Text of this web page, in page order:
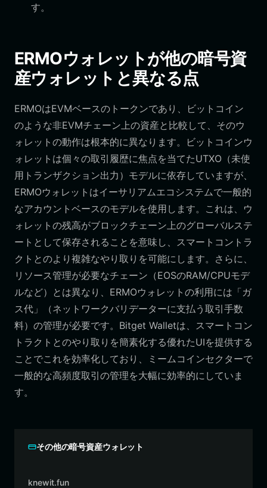
す。
ERMOウォレットが他の暗号資
産ウォレットと異なる点
ERMOはEVMベースのトークンであり、ビットコイン
のような非EVMチェーン上の資産と比較して、そのウ
ォレットの動作は根本的に異なります。ビットコインウ
ォレットは個々の取引履歴に焦点を当てたUTXO（未使
用トランザクション出力）モデルに依存していますが、
ERMOウォレットはイーサリアムエコシステムで一般的
なアカウントベースのモデルを使用します。これは、ウ
ォレットの残高がブロックチェーン上のグローバルステ
ートとして保存されることを意味し、スマートコントラ
クトとのより複雑なやり取りを可能にします。さらに、
リソース管理が必要なチェーン（EOSのRAM/CPUモデ
ルなど）とは異なり、ERMOウォレットの利用には「ガ
ス代」（ネットワークバリデーターに支払う取引手数
料）の管理が必要です。Bitget Walletは、スマートコン
トラクトとのやり取りを簡素化する優れたUIを提供する
ことでこれを効率化しており、ミームコインセクターで
一般的な高頻度取引の管理を大幅に効率的にしていま
す。
その他の暗号資産ウォレット
knewit.fun